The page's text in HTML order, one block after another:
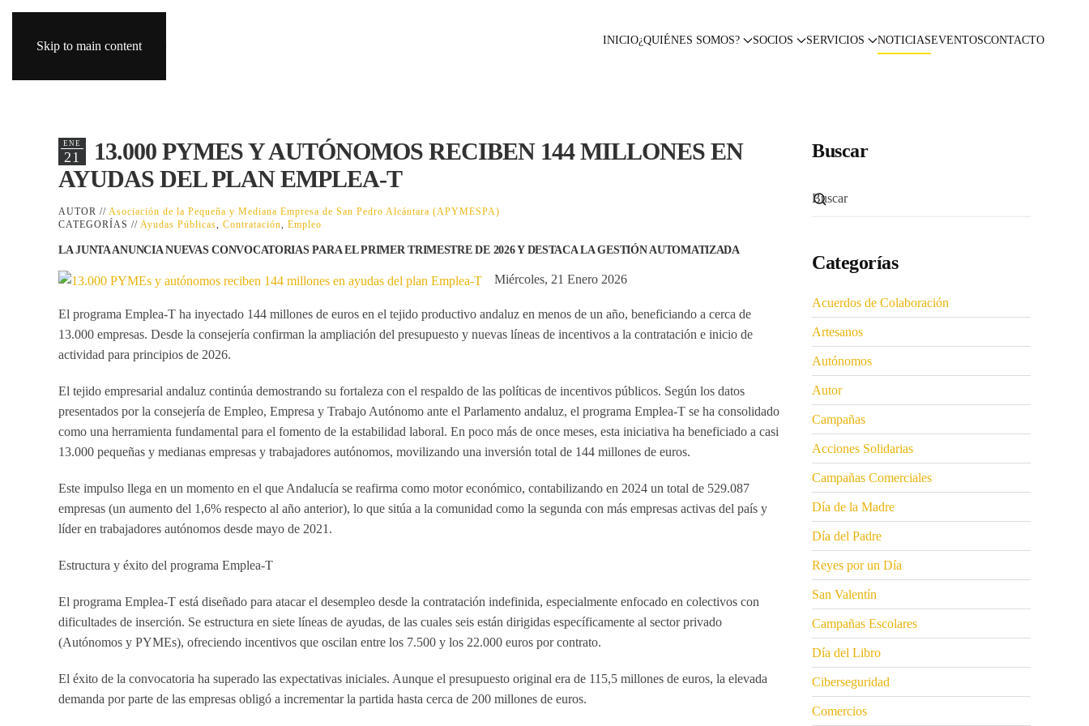
Skip to main content INICIO¿QUIÉNES SOMOS? SOCIOS SERVICIOS NOTICIASEVENTOSCONTACTO
ENE
21
13.000 PYMES Y AUTÓNOMOS RECIBEN 144 MILLONES EN
AYUDAS DEL PLAN EMPLEA-T
AUTOR // Asociación de la Pequeña y Mediana Empresa de San Pedro Alcántara (APYMESPA)
CATEGORÍAS // Ayudas Públicas, Contratación, Empleo
LA JUNTA ANUNCIA NUEVAS CONVOCATORIAS PARA EL PRIMER TRIMESTRE DE 2026 Y DESTACA LA GESTIÓN AUTOMATIZADA
Miércoles, 21 Enero 2026
El programa Emplea-T ha inyectado 144 millones de euros en el tejido productivo andaluz en menos de un año, beneficiando a cerca de
13.000 empresas. Desde la consejería confirman la ampliación del presupuesto y nuevas líneas de incentivos a la contratación e inicio de
actividad para principios de 2026.
El tejido empresarial andaluz continúa demostrando su fortaleza con el respaldo de las políticas de incentivos públicos. Según los datos
presentados por la consejería de Empleo, Empresa y Trabajo Autónomo ante el Parlamento andaluz, el programa Emplea-T se ha consolidado
como una herramienta fundamental para el fomento de la estabilidad laboral. En poco más de once meses, esta iniciativa ha beneficiado a casi
13.000 pequeñas y medianas empresas y trabajadores autónomos, movilizando una inversión total de 144 millones de euros.
Este impulso llega en un momento en el que Andalucía se reafirma como motor económico, contabilizando en 2024 un total de 529.087
empresas (un aumento del 1,6% respecto al año anterior), lo que sitúa a la comunidad como la segunda con más empresas activas del país y
líder en trabajadores autónomos desde mayo de 2021.
Estructura y éxito del programa Emplea-T
El programa Emplea-T está diseñado para atacar el desempleo desde la contratación indefinida, especialmente enfocado en colectivos con
dificultades de inserción. Se estructura en siete líneas de ayudas, de las cuales seis están dirigidas específicamente al sector privado
(Autónomos y PYMEs), ofreciendo incentivos que oscilan entre los 7.500 y los 22.000 euros por contrato.
El éxito de la convocatoria ha superado las expectativas iniciales. Aunque el presupuesto original era de 115,5 millones de euros, la elevada
demanda por parte de las empresas obligó a incrementar la partida hasta cerca de 200 millones de euros.
Buscar
Categorías
Acuerdos de Colaboración
Artesanos
Autónomos
Autor
Campañas
Acciones Solidarias
Campañas Comerciales
Día de la Madre
Día del Padre
Reyes por un Día
San Valentín
Campañas Escolares
Día del Libro
Ciberseguridad
Comercios